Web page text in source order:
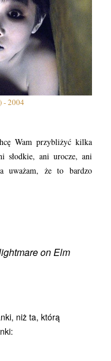
- 2004
Wam przybliżyć kilka
słodkie, ani urocze, ani
uważam, że to bardzo
on Elm
niż ta, którą